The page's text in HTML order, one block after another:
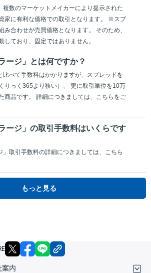
複数のマーケットメイカーにより提示された
家に有利な価格での取引となります。 ※スプ
み合わせが売買価格となります。 そのため、
しており、固定ではありません。
ージ」とは何ですか？
比べて手数料はかかりますが、スプレッドを
りっく365より狭い）、 更に取引単位を10万
商品です。 詳細につきましては、こちらをご
ージ」の取引手数料はいくらです
」取引手数料の詳細につきましては、こちら
もっと見る
X facebook
案内